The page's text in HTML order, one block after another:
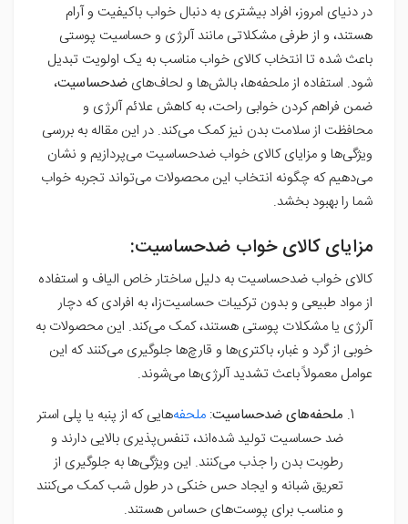
در دنیای امروز، افراد بیشتری به دنبال خواب باکیفیت و آرام
هستند، و از طرفی مشکلاتی مانند آلرژی و حساسیت پوستی
باعث شده تا انتخاب کالای خواب مناسب به یک اولویت تبدیل
شود. استفاده از ملحفه‌ها، بالش‌ها و لحاف‌های ضدحساسیت،
ضمن فراهم کردن خوابی راحت، به کاهش علائم آلرژی و
محافظت از سلامت بدن نیز کمک می‌کند. در این مقاله به بررسی
ویژگی‌ها و مزایای کالای خواب ضدحساسیت می‌پردازیم و نشان
می‌دهیم که چگونه انتخاب این محصولات می‌تواند تجربه خواب
شما را بهبود بخشد.
مزایای کالای خواب ضدحساسیت:
کالای خواب ضدحساسیت به دلیل ساختار خاص الیاف و استفاده
از مواد طبیعی و بدون ترکیبات حساسیت‌زا، به افرادی که دچار
آلرژی یا مشکلات پوستی هستند، کمک می‌کند. این محصولات به
خوبی از گرد و غبار، باکتری‌ها و قارچ‌ها جلوگیری می‌کنند که این
عوامل معمولاً باعث تشدید آلرژی‌ها می‌شوند.
ملحفه‌های ضدحساسیت: ملحفه‌هایی که از پنبه یا پلی استر
ضد حساسیت تولید شده‌اند، تنفس‌پذیری بالایی دارند و
رطوبت بدن را جذب می‌کنند. این ویژگی‌ها به جلوگیری از
تعریق شبانه و ایجاد حس خنکی در طول شب کمک می‌کنند
و مناسب برای پوست‌های حساس هستند.